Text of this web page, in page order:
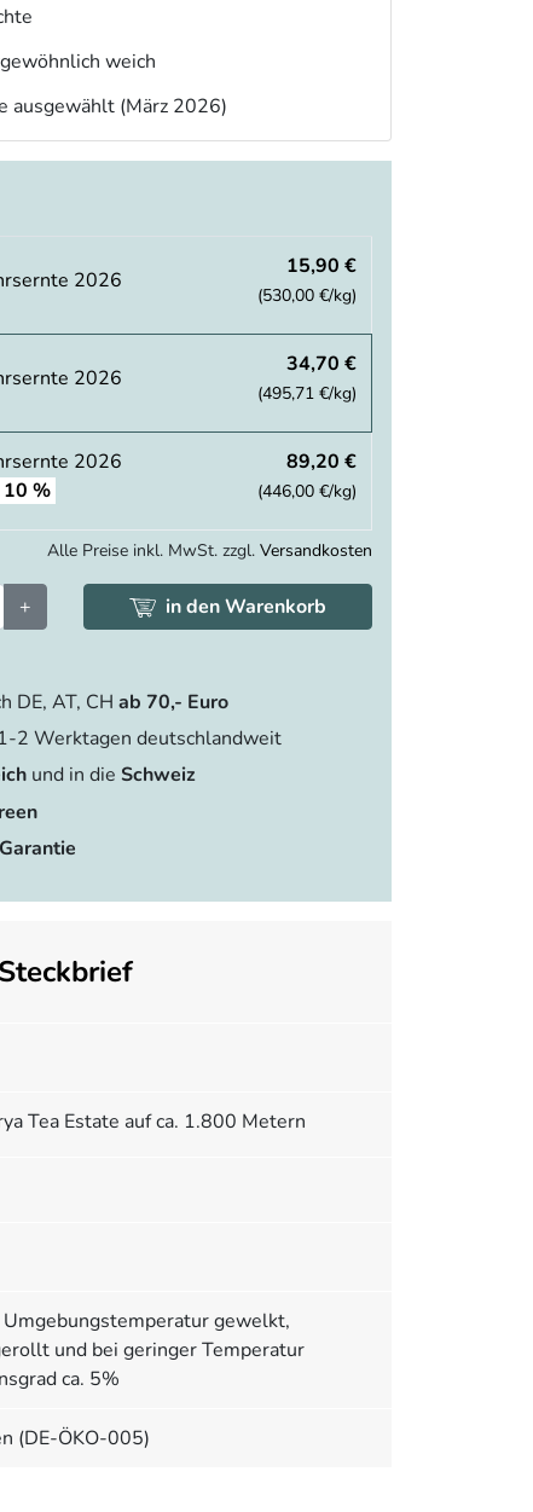
weich
ausgewählt (März 2026)
2026
15,90 €
(530,00 €/kg)
2026
34,70 €
(495,71 €/kg)
2026
%
89,20 €
(446,00 €/kg)
Alle Preise inkl. MwSt. zzgl. Versandkosten
+ in den Warenkorb
DE, AT, CH ab 70,- Euro
2 Werktagen deutschlandweit
und in die Schweiz
Steckbrief
Tea Estate auf ca. 1.800 Metern
gewelkt,
und bei geringer Temperatur
ca. 5%
(DE-ÖKO-005)